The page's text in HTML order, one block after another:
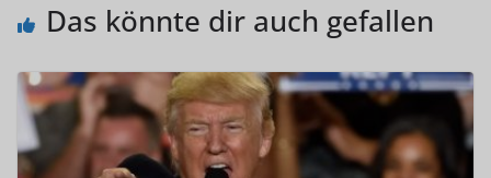
Das könnte dir auch gefallen